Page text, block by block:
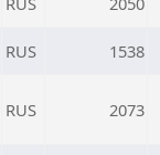
RUS 1538
RUS 2073